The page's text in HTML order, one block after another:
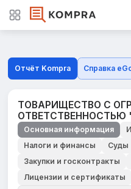
Отчёт Kompra Справка
ТОВАРИЩЕСТВО С
ОТВЕТСТВЕННОСТЬЮ
Основная информация
Налоги и финансы
Суды
Закупки и госконтракты
Лицензии и сертификаты